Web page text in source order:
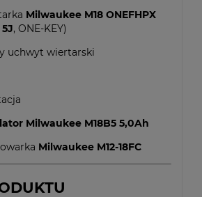
Milwaukee M18 ONEFHPX
5J, ONE-KEY)
uchwyt wiertarski
Milwaukee M18B5 5,0Ah
Milwaukee M12-18FC